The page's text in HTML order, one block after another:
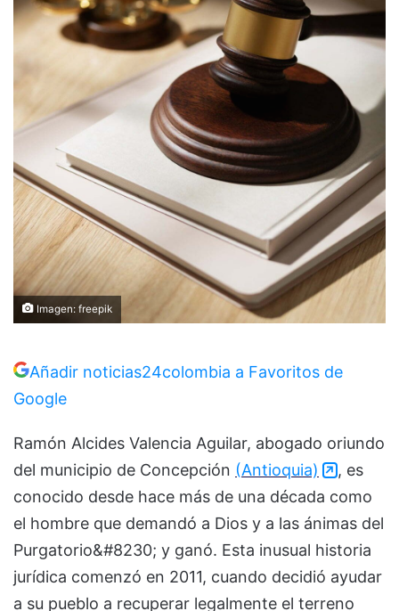
Imagen: freepik
Añadir noticias24colombia a Favoritos de
Google
Ramón Alcides Valencia Aguilar, abogado oriundo
del municipio de Concepción (Antioquia)
, es
conocido desde hace más de una década como
el hombre que demandó a Dios y a las ánimas del
Purgatorio&#8230; y ganó. Esta inusual historia
jurídica comenzó en 2011, cuando decidió ayudar
a su pueblo a recuperar legalmente el terreno